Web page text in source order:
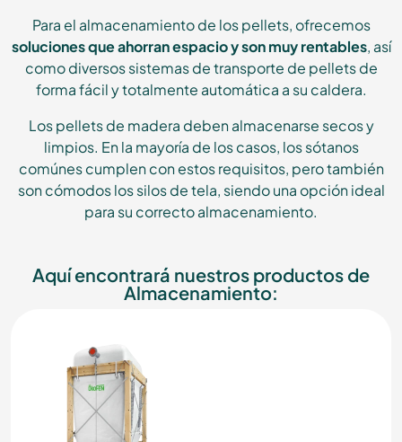
Para el almacenamiento de los pellets, ofrecemos
soluciones que ahorran espacio y son muy rentables, así
como diversos sistemas de transporte de pellets de
forma fácil y totalmente automática a su caldera.
Los pellets de madera deben almacenarse secos y
limpios. En la mayoría de los casos, los sótanos
comúnes cumplen con estos requisitos, pero también
son cómodos los silos de tela, siendo una opción ideal
para su correcto almacenamiento.
Aquí encontrará nuestros productos de
Almacenamiento: